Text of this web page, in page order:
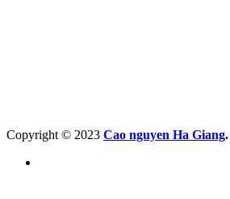
Copyright © 2023 Cao nguyen Ha Giang.